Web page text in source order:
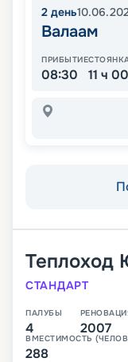
2 день
Валаам
ПРИБЫТИЕ
08:30 11 ч
Теплоход
СТАНДАРТ
ПАЛУБЫ
4 2007
ВМЕСТИМОСТЬ
288